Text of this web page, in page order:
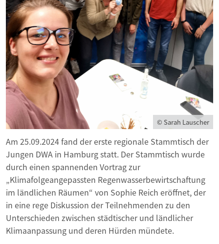
© Sarah Lauscher
Am 25.09.2024 fand der erste regionale Stammtisch der
Jungen DWA in Hamburg statt. Der Stammtisch wurde
durch einen spannenden Vortrag zur
„Klimafolgeangepassten Regenwasserbewirtschaftung
im ländlichen Räumen“ von Sophie Reich eröffnet, der
in eine rege Diskussion der Teilnehmenden zu den
Unterschieden zwischen städtischer und ländlicher
Klimaanpassung und deren Hürden mündete.